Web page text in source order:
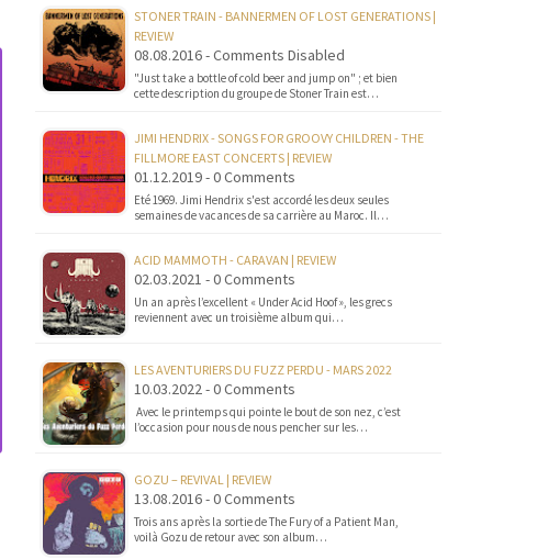
STONER TRAIN - BANNERMEN OF LOST GENERATIONS |
REVIEW
08.08.2016 - Comments Disabled
"Just take a bottle of cold beer and jump on" ; et bien
cette description du groupe de Stoner Train est…
JIMI HENDRIX - SONGS FOR GROOVY CHILDREN - THE
FILLMORE EAST CONCERTS | REVIEW
01.12.2019 - 0 Comments
Eté 1969. Jimi Hendrix s'est accordé les deux seules
semaines de vacances de sa carrière au Maroc. Il…
ACID MAMMOTH - CARAVAN | REVIEW
02.03.2021 - 0 Comments
Un an après l’excellent « Under Acid Hoof », les grecs
reviennent avec un troisième album qui…
LES AVENTURIERS DU FUZZ PERDU - MARS 2022
10.03.2022 - 0 Comments
Avec le printemps qui pointe le bout de son nez, c’est
l’occasion pour nous de nous pencher sur les…
GOZU – REVIVAL | REVIEW
13.08.2016 - 0 Comments
Trois ans après la sortie de The Fury of a Patient Man,
voilà Gozu de retour avec son album…